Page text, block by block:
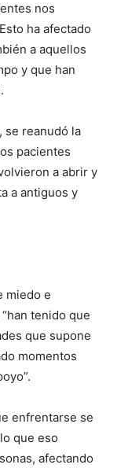
nos
ha afectado
a aquellos
y que han
se reanudó la
pacientes
a abrir y
a antiguos y
miedo e
tenido que
que supone
momentos
enfrentarse se
que eso
afectando